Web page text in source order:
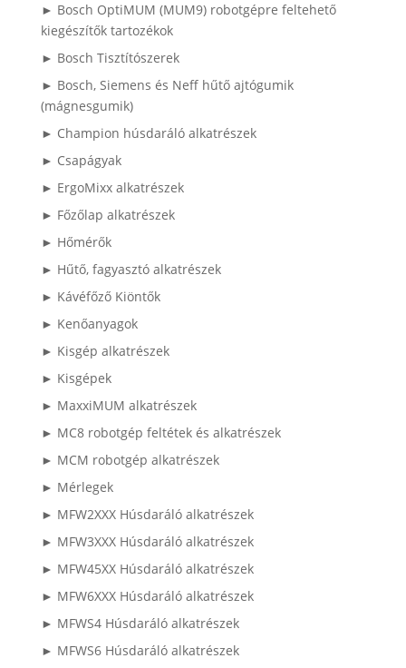
► Bosch OptiMUM (MUM9) robotgépre feltehető
kiegészítők tartozékok
► Bosch Tisztítószerek
► Bosch, Siemens és Neff hűtő ajtógumik
(mágnesgumik)
► Champion húsdaráló alkatrészek
► Csapágyak
► ErgoMixx alkatrészek
► Főzőlap alkatrészek
► Hőmérők
► Hűtő, fagyasztó alkatrészek
► Kávéfőző Kiöntők
► Kenőanyagok
► Kisgép alkatrészek
► Kisgépek
► MaxxiMUM alkatrészek
► MC8 robotgép feltétek és alkatrészek
► MCM robotgép alkatrészek
► Mérlegek
► MFW2XXX Húsdaráló alkatrészek
► MFW3XXX Húsdaráló alkatrészek
► MFW45XX Húsdaráló alkatrészek
► MFW6XXX Húsdaráló alkatrészek
► MFWS4 Húsdaráló alkatrészek
► MFWS6 Húsdaráló alkatrészek